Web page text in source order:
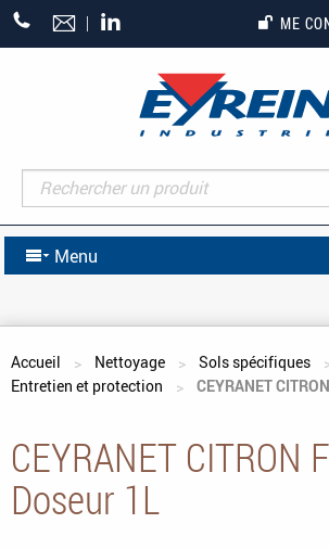
+33
(0)5
ME
Menu
Vous êtes ici
Accueil Nettoyage Sols spécifiques
Entretien et protection
CEYRANET
CEYRANET CITRON
Doseur 1L